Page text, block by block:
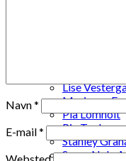
Lise
Marianne
Pia Lomholt
Pia
Stanley
Susse Nøhr
Navn*
E-mail*